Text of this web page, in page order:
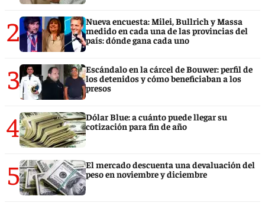
2
Nueva encuesta: Milei, Bullrich y Massa
medido en cada una de las provincias del
país: dónde gana cada uno
3
Escándalo en la cárcel de Bouwer: perfil de
los detenidos y cómo beneficiaban a los
presos
4
Dólar Blue: a cuánto puede llegar su
cotización para fin de año
5
El mercado descuenta una devaluación del
peso en noviembre y diciembre